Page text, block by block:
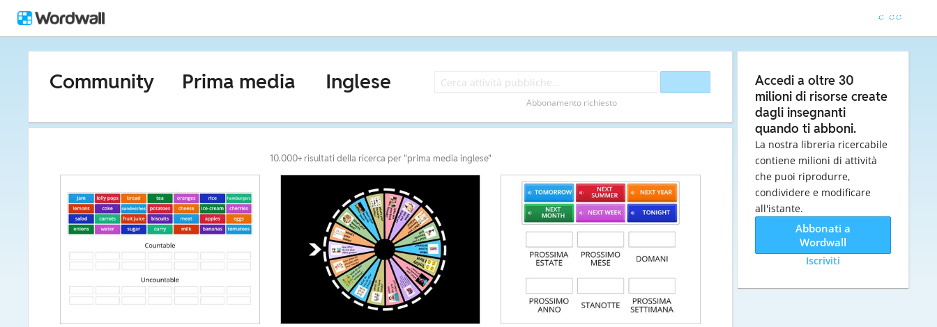
Community Prima media Inglese
Abbonamento richiesto
10.000+ risultati della ricerca per "prima media inglese"
Accedi a oltre 30
milioni di risorse create
dagli insegnanti
quando ti abboni.
La nostra libreria ricercabile
contiene milioni di attività
che puoi riprodurre,
condividere e modificare
all'istante.
Abbonati a
Wordwall
Iscriviti